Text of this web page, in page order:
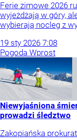
Ferie zimowe 2026
wyjeżdżają w góry,
wybierają nocleg z
19 sty 2026 7:08
Pogoda Wprost
Niewyjaśniona
prowadzi śledztwo
Zakopiańska